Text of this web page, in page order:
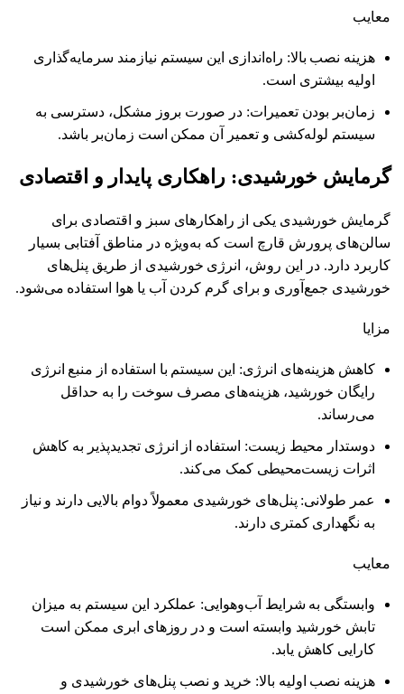
معایب
هزینه نصب بالا: راه‌اندازی این سیستم نیازمند سرمایه‌گذاری
اولیه بیشتری است.
زمان‌بر بودن تعمیرات: در صورت بروز مشکل، دسترسی به
سیستم لوله‌کشی و تعمیر آن ممکن است زمان‌بر باشد.
گرمایش خورشیدی: راهکاری پایدار و اقتصادی
گرمایش خورشیدی یکی از راهکارهای سبز و اقتصادی برای
سالن‌های پرورش قارچ است که به‌ویژه در مناطق آفتابی بسیار
کاربرد دارد. در این روش، انرژی خورشیدی از طریق پنل‌های
خورشیدی جمع‌آوری و برای گرم کردن آب یا هوا استفاده می‌شود.
مزایا
کاهش هزینه‌های انرژی: این سیستم با استفاده از منبع انرژی
رایگان خورشید، هزینه‌های مصرف سوخت را به حداقل
می‌رساند.
دوستدار محیط زیست: استفاده از انرژی تجدیدپذیر به کاهش
اثرات زیست‌محیطی کمک می‌کند.
عمر طولانی: پنل‌های خورشیدی معمولاً دوام بالایی دارند و نیاز
به نگهداری کمتری دارند.
معایب
وابستگی به شرایط آب‌وهوایی: عملکرد این سیستم به میزان
تابش خورشید وابسته است و در روزهای ابری ممکن است
کارایی کاهش یابد.
هزینه نصب اولیه بالا: خرید و نصب پنل‌های خورشیدی و